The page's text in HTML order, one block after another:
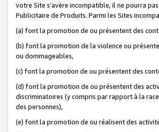
votre Site s'avère incompatible, il ne pourra
Publicitaire de Produits. Parmi les Sites
(a) font la promotion de ou présentent des
(b) font la promotion de la violence ou
ou dommageables,
(c) font la promotion de ou présentent des
(d) font la promotion de ou présentent des
discriminatoires (y compris par rapport à la
des personnes),
(e) font la promotion de ou réalisent des